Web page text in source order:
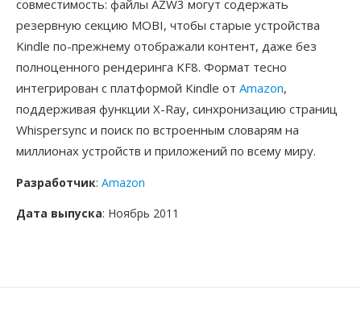
совместимость: файлы AZW3 могут содержать
резервную секцию MOBI, чтобы старые устройства
Kindle по-прежнему отображали контент, даже без
полноценного рендеринга KF8. Формат тесно
интегрирован с платформой Kindle от Amazon,
поддерживая функции X-Ray, синхронизацию страниц
Whispersync и поиск по встроенным словарям на
миллионах устройств и приложений по всему миру.
Разработчик: Amazon
Дата выпуска: Ноябрь 2011